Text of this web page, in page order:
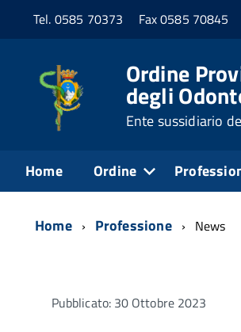
Tel. 0585 70373 Fax 0585 70845
Ordine
degli
Ente sussidiario
Home Ordine
Home Professione News
Pubblicato: 30 Ottobre 2023